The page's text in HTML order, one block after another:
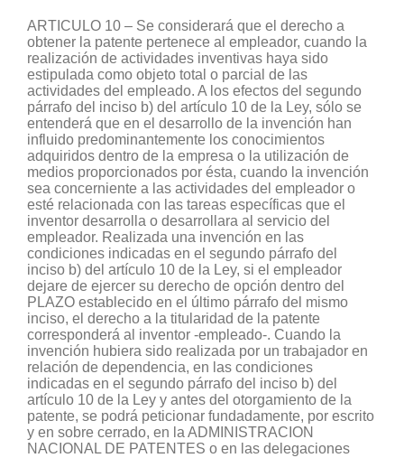
ARTICULO 10 – Se considerará que el derecho a
obtener la patente pertenece al empleador, cuando la
realización de actividades inventivas haya sido
estipulada como objeto total o parcial de las
actividades del empleado. A los efectos del segundo
párrafo del inciso b) del artículo 10 de la Ley, sólo se
entenderá que en el desarrollo de la invención han
influido predominantemente los conocimientos
adquiridos dentro de la empresa o la utilización de
medios proporcionados por ésta, cuando la invención
sea concerniente a las actividades del empleador o
esté relacionada con las tareas específicas que el
inventor desarrolla o desarrollara al servicio del
empleador. Realizada una invención en las
condiciones indicadas en el segundo párrafo del
inciso b) del artículo 10 de la Ley, si el empleador
dejare de ejercer su derecho de opción dentro del
PLAZO establecido en el último párrafo del mismo
inciso, el derecho a la titularidad de la patente
corresponderá al inventor -empleado-. Cuando la
invención hubiera sido realizada por un trabajador en
relación de dependencia, en las condiciones
indicadas en el segundo párrafo del inciso b) del
artículo 10 de la Ley y antes del otorgamiento de la
patente, se podrá peticionar fundadamente, por escrito
y en sobre cerrado, en la ADMINISTRACION
NACIONAL DE PATENTES o en las delegaciones